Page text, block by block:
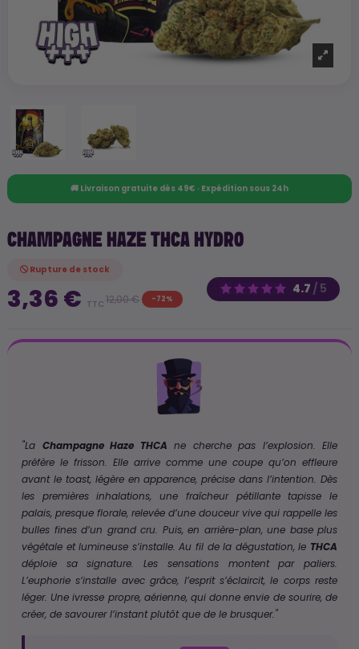
🚚 Livraison gratuite dès 49€ · Expédition sous 24h
CHAMPAGNE HAZE THCA HYDRO
4.7 / 5
Rupture de stock
3,36 € TTC 12,00 € -72%
"La Champagne Haze THCA ne cherche pas l’explosion. Elle
préfère le frisson. Elle arrive comme une coupe qu’on effleure
avant le toast, légère en apparence, précise dans l’intention. Dès
les premières inhalations, une fraîcheur pétillante tapisse le
palais, presque florale, relevée d’une douceur vive qui rappelle les
bulles fines d’un grand cru. Puis, en arrière-plan, une base plus
végétale et lumineuse s’installe. Au fil de la dégustation, le THCA
déploie sa signature. Les sensations montent par paliers.
L’euphorie s’installe avec grâce, l’esprit s’éclaircit, le corps reste
léger. Une ivresse propre, aérienne, qui donne envie de sourire, de
créer, de savourer l’instant plutôt que de le brusquer."